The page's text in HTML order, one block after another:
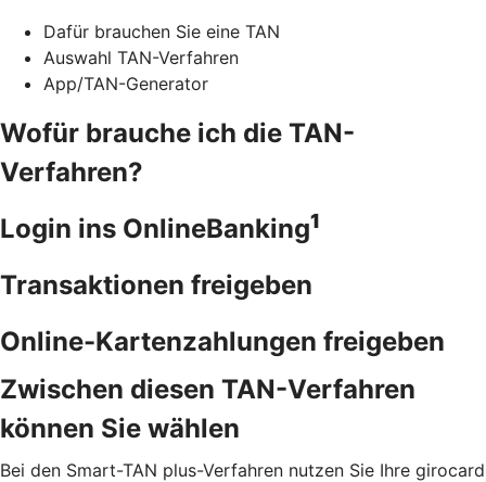
Dafür brauchen Sie eine TAN
Auswahl TAN-Verfahren
App/TAN-Generator
Wofür brauche ich die TAN-
Verfahren?
Login ins OnlineBanking1
Transaktionen freigeben
Online-Kartenzahlungen freigeben
Zwischen diesen TAN-Verfahren
können Sie wählen
Bei den Smart-TAN plus-Verfahren nutzen Sie Ihre girocard